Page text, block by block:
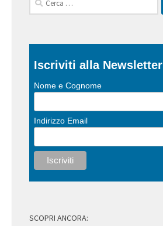
per:
Iscriviti alla Newsletter
Nome e Cognome
Indirizzo Email
SCOPRI ANCORA: